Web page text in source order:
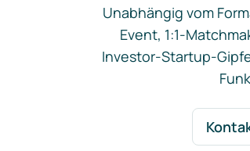
Unabhängig vom
Event, 1:1-
Investor-Startup-